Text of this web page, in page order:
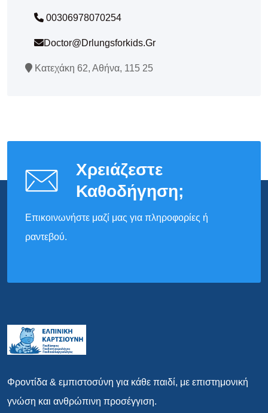
00306978070254
Doctor@drlungsforkids.gr
Κατεχάκη 62, Αθήνα, 115 25
Χρειάζεστε
Καθοδήγηση;
Επικοινωνήστε μαζί μας για πληροφορίες ή
ραντεβού.
Φροντίδα & εμπιστοσύνη για κάθε παιδί, με επιστημονική
γνώση και ανθρώπινη προσέγγιση.